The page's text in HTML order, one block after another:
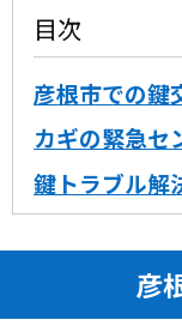
目次
彦根市での鍵
カギの緊急セ
鍵トラブル解
彦